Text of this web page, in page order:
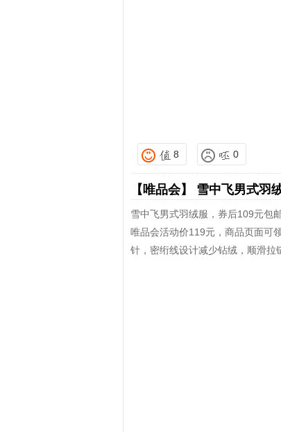
8 0
【唯品会】 雪中飞男式羽
雪中飞男式羽绒服，券后109元包
唯品会活动价119元，商品页面可
针，密绗线设计减少钻绒，顺滑拉